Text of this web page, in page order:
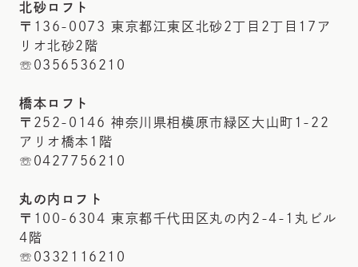
北砂ロフト
〒136-0073 東京都江東区北砂2丁目2丁目17ア
リオ北砂2階
☏0356536210
橋本ロフト
〒252-0146 神奈川県相模原市緑区大山町1-22
アリオ橋本1階
☏0427756210
丸の内ロフト
〒100-6304 東京都千代田区丸の内2-4-1丸ビル
4階
☏0332116210